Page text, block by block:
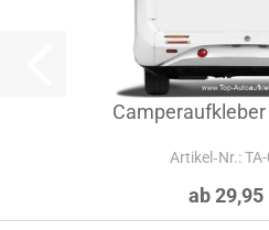
Artikel‑Nr.:
ab 29,95